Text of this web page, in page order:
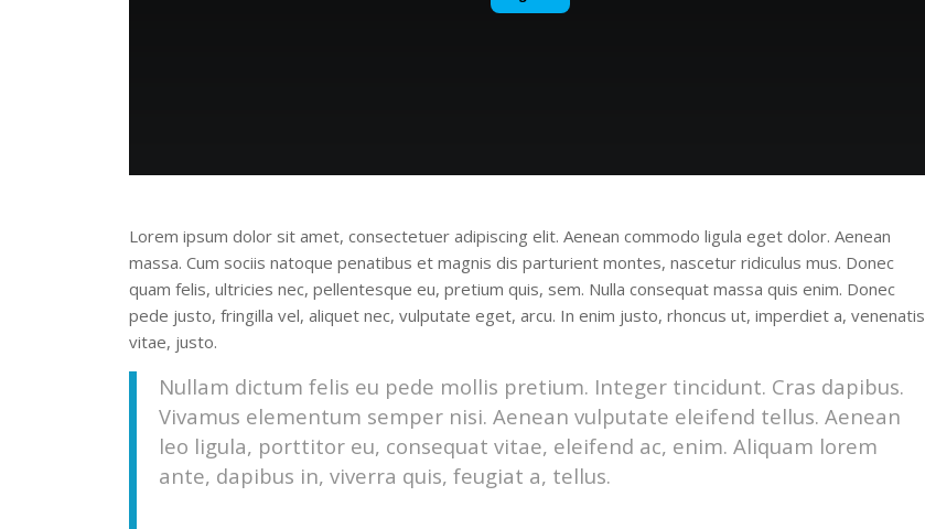
Lorem ipsum dolor sit amet, consectetuer adipiscing elit. Aenean commodo ligula eget dolor. Aenean
massa. Cum sociis natoque penatibus et magnis dis parturient montes, nascetur ridiculus mus. Donec
quam felis, ultricies nec, pellentesque eu, pretium quis, sem. Nulla consequat massa quis enim. Donec
pede justo, fringilla vel, aliquet nec, vulputate eget, arcu. In enim justo, rhoncus ut, imperdiet a, venenatis
vitae, justo.
Nullam dictum felis eu pede mollis pretium. Integer tincidunt. Cras dapibus.
Vivamus elementum semper nisi. Aenean vulputate eleifend tellus. Aenean
leo ligula, porttitor eu, consequat vitae, eleifend ac, enim. Aliquam lorem
ante, dapibus in, viverra quis, feugiat a, tellus.